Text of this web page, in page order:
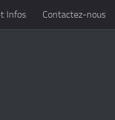
Infos Contactez-nous